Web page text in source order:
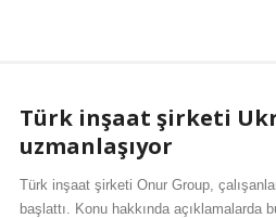
Türk inşaat şirketi
uzmanlaşıyor
Türk inşaat şirketi Onur Group,
başlattı. Konu hakkında açıklamalarda